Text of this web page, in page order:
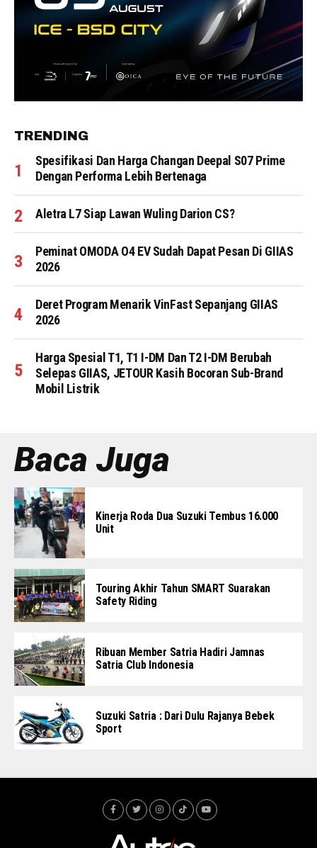
TRENDING
Spesifikasi Dan Harga Changan Deepal S07 Prime
Dengan Performa Lebih Bertenaga
Aletra L7 Siap Lawan Wuling Darion CS?
Peminat OMODA O4 EV Sudah Dapat Pesan Di GIIAS
2026
Deret Program Menarik VinFast Sepanjang GIIAS
2026
Harga Spesial T1, T1 I-DM Dan T2 I-DM Berubah
Selepas GIIAS, JETOUR Kasih Bocoran Sub-Brand
Mobil Listrik
Baca Juga
Kinerja Roda Dua Suzuki Tembus 16.000
Unit
Touring Akhir Tahun SMART Suarakan
Safety Riding
Ribuan Member Satria Hadiri Jamnas
Satria Club Indonesia
Suzuki Satria : Dari Dulu Rajanya Bebek
Sport